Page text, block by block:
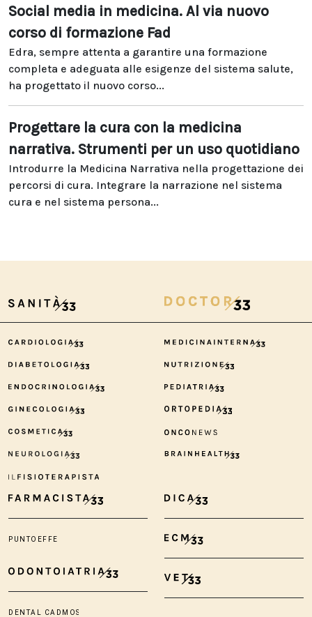
Social media in medicina. Al via nuovo
corso di formazione Fad
Edra, sempre attenta a garantire una formazione
completa e adeguata alle esigenze del sistema salute,
ha progettato il nuovo corso...
Progettare la cura con la medicina
narrativa. Strumenti per un uso quotidiano
Introdurre la Medicina Narrativa nella progettazione dei
percorsi di cura. Integrare la narrazione nel sistema
cura e nel sistema persona...